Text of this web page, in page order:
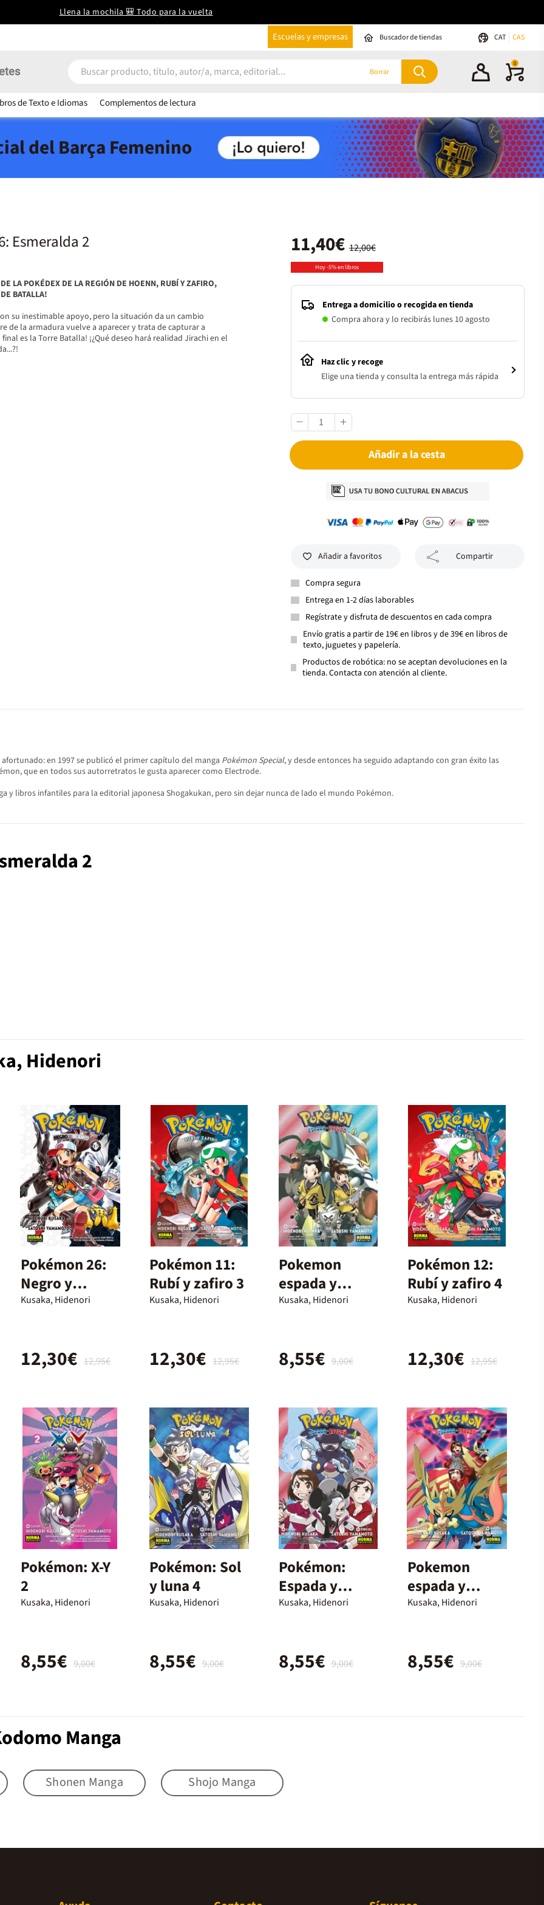
Llena la mochila 🎒 Todo para la vuelta
Escuelas y empresas Buscador de tiendas CAT CAS
de Texto e Idiomas Complementos de lectura
Borrar
0
del Barça Femenino
Esmeralda 2
LA POKÉDEX DE LA REGIÓN DE HOENN, RUBÍ Y ZAFIRO,
BATALLA!
su inestimable apoyo, pero la situación da un cambio
de la armadura vuelve a aparecer y trata de capturar a
final es la Torre Batalla! ¡¿Qué deseo hará realidad Jirachi en el
12,00€
11,40€
Hoy -5% en libros
Entrega a domicilio o recogida en tienda
Compra ahora y lo recibirás lunes 10 agosto
Haz clic y recoge
Elige una tienda y consulta la entrega más rápida
Añadir a la cesta
Añadir a favoritos Compartir
Compra segura
Entrega en 1-2 días laborables
Regístrate y disfruta de descuentos en cada compra
Envío gratis a partir de 19€ en libros y de 39€ en libros de
texto, juguetes y papelería.
Productos de robótica: no se aceptan devoluciones en la
tienda. Contacta con atención al cliente.
afortunado: en 1997 se publicó el primer capítulo del manga Pokémon Special, y desde entonces ha seguido adaptando con gran éxito las
que en todos sus autorretratos le gusta aparecer como Electrode.
y libros infantiles para la editorial japonesa Shogakukan, pero sin dejar nunca de lado el mundo Pokémon.
2
Hidenori
Pokémon 26:
Negro y
blanco 1
Kusaka, Hidenori
12,95€
12,30€
Pokémon 11:
Rubí y zafiro 3
Kusaka, Hidenori
12,95€
12,30€
Pokemon
espada y
escudo 06
Kusaka, Hidenori
9,00€
8,55€
Pokémon 12:
Rubí y zafiro 4
Kusaka, Hidenori
12,95€
12,30€
Pokémon: X-Y
2
Kusaka, Hidenori
9,00€
8,55€
Pokémon: Sol
y luna 4
Kusaka, Hidenori
9,00€
8,55€
Pokémon:
Espada y
escudo 4
Kusaka, Hidenori
9,00€
8,55€
Pokemon
espada y
escudo 07
Kusaka, Hidenori
9,00€
8,55€
Manga
Shonen Manga Shojo Manga